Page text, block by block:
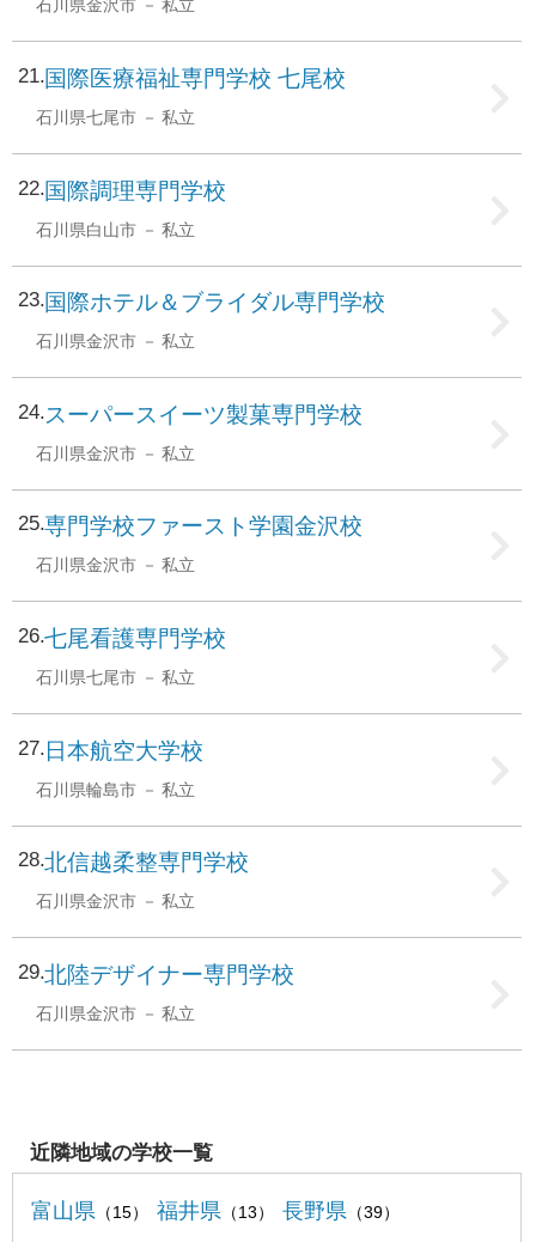
石川県金沢市 私立
21 国際医療福祉専門学校 七尾校
石川県七尾市 私立
22 国際調理専門学校
石川県白山市 私立
23 国際ホテル＆ブライダル専門学校
石川県金沢市 私立
24 スーパースイーツ製菓専門学校
石川県金沢市 私立
25 専門学校ファースト学園金沢校
石川県金沢市 私立
26 七尾看護専門学校
石川県七尾市 私立
27 日本航空大学校
石川県輪島市 私立
28 北信越柔整専門学校
石川県金沢市 私立
29 北陸デザイナー専門学校
石川県金沢市 私立
近隣地域の学校一覧
富山県 （15） 福井県 （13） 長野県 （39）